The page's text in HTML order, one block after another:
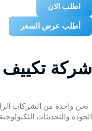
اطلب الان
أطلب عرض السعر
شركة تكييف
الجودة والتحديثات التكنولوجية